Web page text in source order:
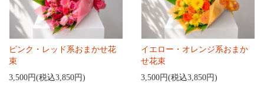
ピンク・レッド系おまかせ花
束
3,500円(税込3,850円)
イエロー・オレンジ系おまか
せ花束
3,500円(税込3,850円)